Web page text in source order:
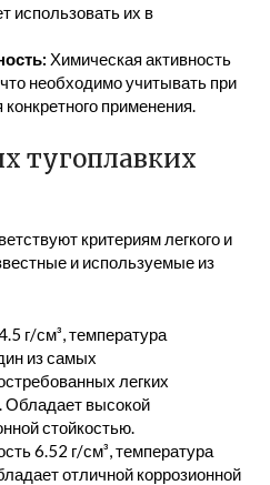
использовать их в
Химическая активность
необходимо учитывать при
применения.
тугоплавких
критериям легкого и
и используемые из
г/см³, температура
из самых
легких
Обладает высокой
стойкостью.
6.52 г/см³, температура
отличной коррозионной